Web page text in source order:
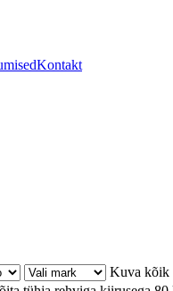
Kontakt
Kuva kõik